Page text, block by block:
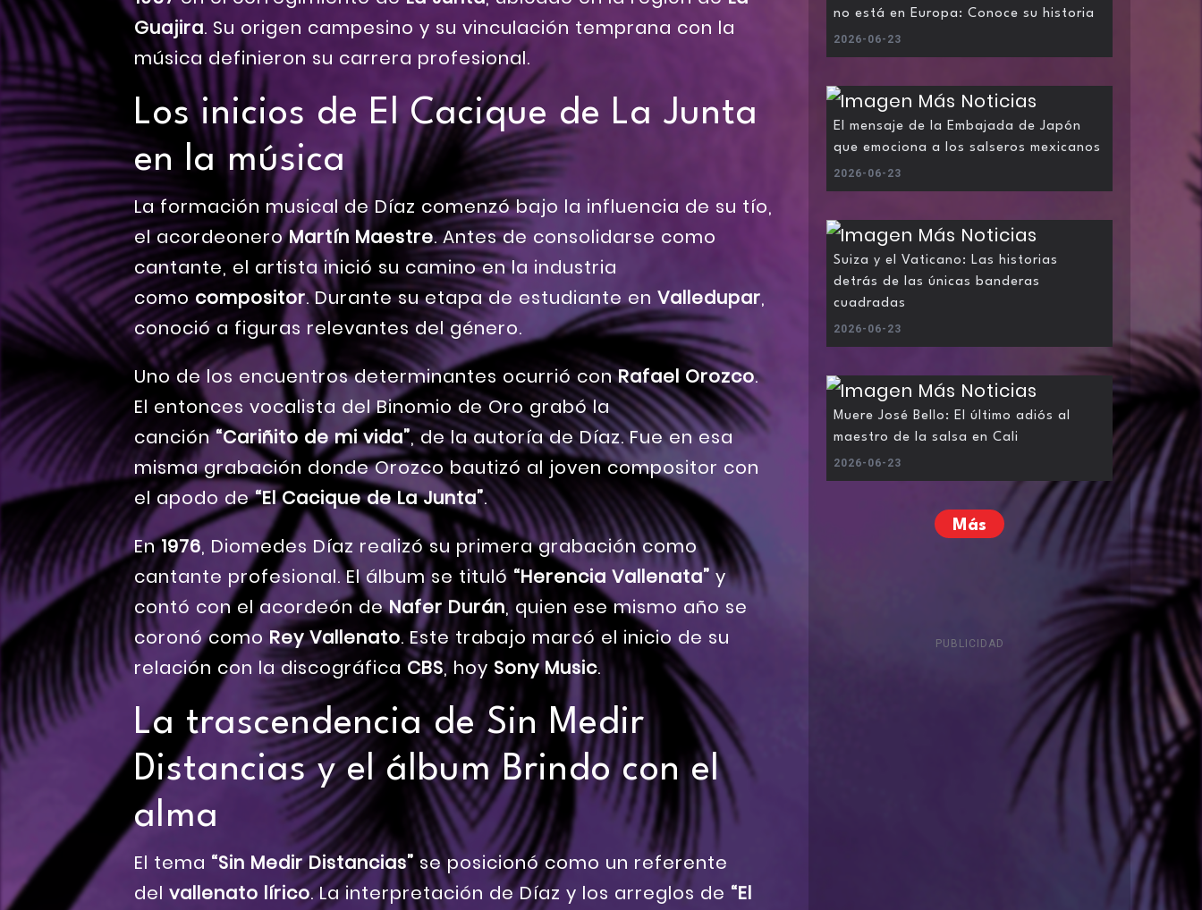
Guajira. Su origen campesino y su vinculación temprana con la
música definieron su carrera profesional.
Los inicios de El Cacique de La Junta
en la música
La formación musical de Díaz comenzó bajo la influencia de su tío,
el acordeoneroMartín Maestre. Antes de consolidarse como
cantante, el artista inició su camino en la industria
comocompositor. Durante su etapa de estudiante en Valledupar,
conoció a figuras relevantes del género.
Uno de los encuentros determinantes ocurrió conRafael Orozco.
El entonces vocalista del Binomio de Oro grabó la
canción“Cariñito de mi vida”, de la autoría de Díaz. Fue en esa
misma grabación donde Orozco bautizó al joven compositor con
el apodo de“El Cacique de La Junta”.
En1976, Diomedes Díaz realizó su primera grabación como
cantante profesional. El álbum se tituló “Herencia Vallenata” y
contó con el acordeón deNafer Durán, quien ese mismo año se
coronó como Rey Vallenato. Este trabajo marcó el inicio de su
relación con la discográficaCBS, hoy Sony Music.
La trascendencia de Sin Medir
Distancias y el álbum Brindo con el
alma
El tema “Sin Medir Distancias” se posicionó como un referente
del vallenato lírico. La interpretación de Díaz y los arreglos de “El
no está en Europa: Conoce su historia
2026-06-23
El mensaje de la Embajada de Japón
que emociona a los salseros mexicanos
2026-06-23
Suiza y el Vaticano: Las historias
detrás de las únicas banderas
cuadradas
2026-06-23
Muere José Bello: El último adiós al
maestro de la salsa en Cali
2026-06-23
Más
PUBLICIDAD